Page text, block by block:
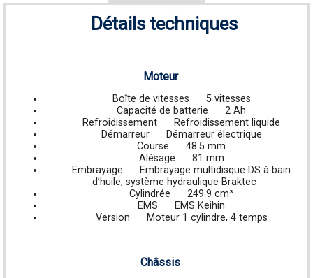
Détails techniques
Moteur
Boîte de vitesses
5 vitesses
Capacité de batterie
2 Ah
Refroidissement
Refroidissement liquide
Démarreur
Démarreur électrique
Course
48.5 mm
Alésage
81 mm
Embrayage
Embrayage multidisque DS à bain
d’huile, système hydraulique Braktec
Cylindrée
249.9 cm³
EMS
EMS Keihin
Version
Moteur 1 cylindre, 4 temps
Châssis